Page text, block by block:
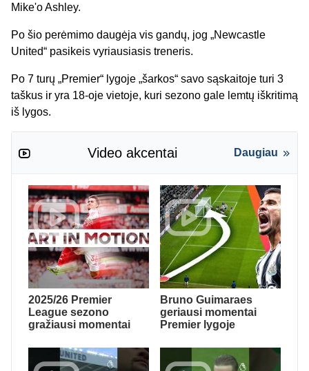
Mike'o Ashley.
Po šio perėmimo daugėja vis gandų, jog „Newcastle
United“ pasikeis vyriausiasis treneris.
Po 7 turų „Premier“ lygoje „šarkos“ savo sąskaitoje turi 3
taškus ir yra 18-oje vietoje, kuri sezono gale lemtų iškritimą
iš lygos.
Video akcentai Daugiau
2025/26 Premier
League sezono
gražiausi momentai
Bruno Guimaraes
geriausi momentai
Premier lygoje